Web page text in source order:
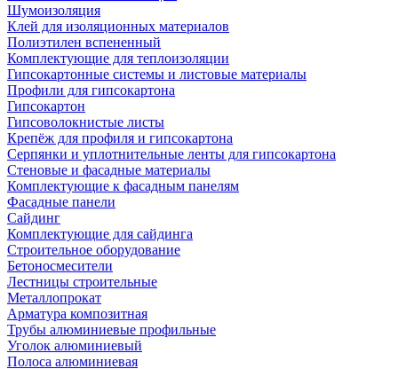
Шумоизоляция
Клей для изоляционных материалов
Полиэтилен вспененный
Комплектующие для теплоизоляции
Гипсокартонные системы и листовые материалы
Профили для гипсокартона
Гипсокартон
Гипсоволокнистые листы
Крепёж для профиля и гипсокартона
Серпянки и уплотнительные ленты для гипсокартона
Стеновые и фасадные материалы
Комплектующие к фасадным панелям
Фасадные панели
Сайдинг
Комплектующие для сайдинга
Строительное оборудование
Бетоносмесители
Лестницы строительные
Металлопрокат
Арматура композитная
Трубы алюминиевые профильные
Уголок алюминиевый
Полоса алюминиевая